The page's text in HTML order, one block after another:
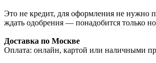
Это не кредит, для оформления не нужно
ждать одобрения — понадобится только
Доставка по Москве
Оплата: онлайн, картой или наличными